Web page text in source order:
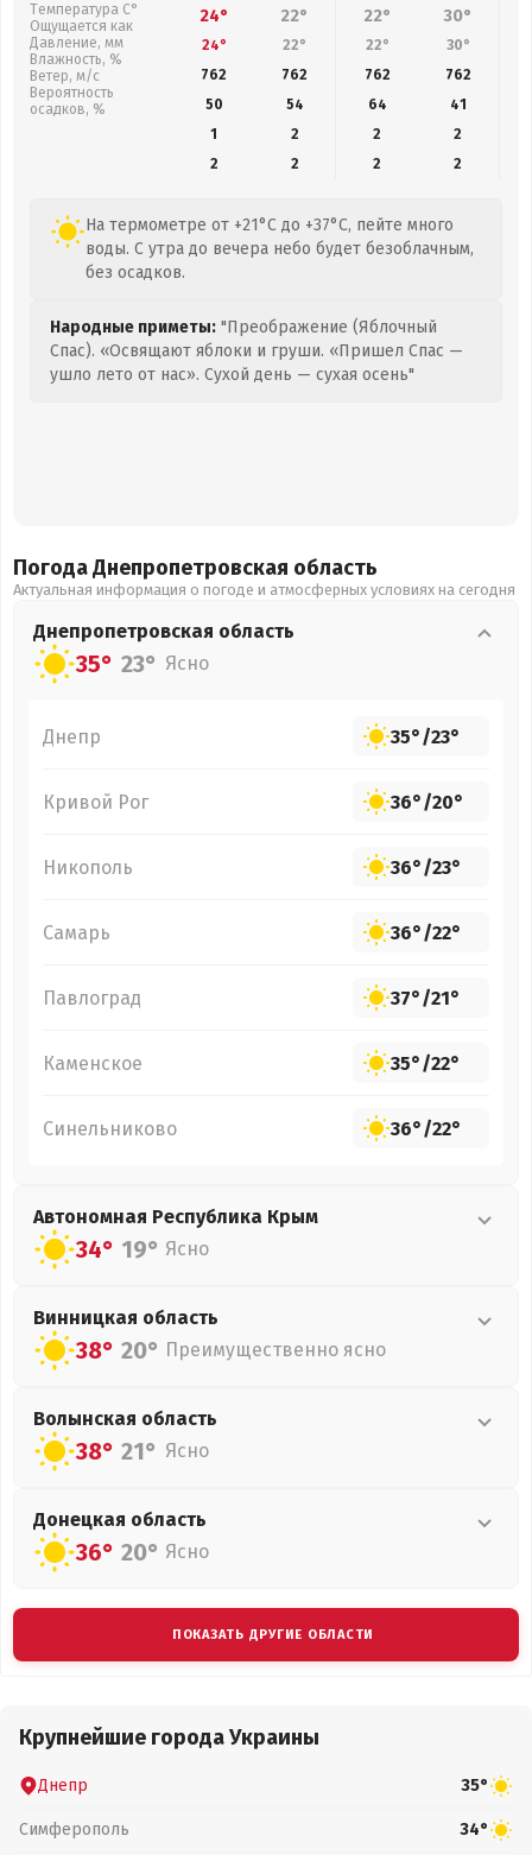
Температура С°
Ощущается как
Давление, мм
Влажность, %
Ветер, м/с
Вероятность
осадков, %
24° 22° 22° 30°
24° 22° 22° 30°
762
762 762 762
50
54 64 41
1
2 2
2
2
2 2 2
На термометре от +21°C до +37°C, пейте много
воды. С утра до вечера небо будет безоблачным,
без осадков.
Народные приметы: "Преображение (Яблочный
Спас). «Освящают яблоки и груши. «Пришел Спас —
ушло лето от нас». Сухой день — сухая осень"
Погода Днепропетровская область
Актуальная информация о погоде и атмосферных условиях на сегодня
Днепропетровская область
35° 23° Ясно
Днепр 35°/23°
Кривой Рог 36°/20°
Никополь 36°/23°
Самарь 36°/22°
Павлоград 37°/21°
Каменское 35°/22°
Синельниково 36°/22°
Автономная Республика Крым
34° 19° Ясно
Винницкая область
38° 20° Преимущественно ясно
Волынская область
38° 21° Ясно
Донецкая область
36° 20° Ясно
ПОКАЗАТЬ ДРУГИЕ ОБЛАСТИ
Крупнейшие города Украины
Днепр 35°
Симферополь 34°